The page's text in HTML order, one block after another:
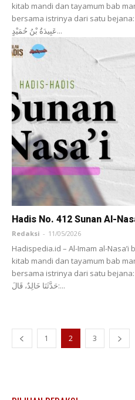
kitab mandi dan tayamum bab
bersama istrinya dari satu bejana: أَخْبَرَنَا ‌قُتَيْبَةُ بْنُ سَعِيدٍ، قَالَ: حَدَّثَنَا
‌عَبِيدَةُ بْنُ حُمَيْدٍ...
Hadis No. 412 Sunan Al-
Redaksi - 11/05/2026
Hadispedia.id – Al-Imam al-
kitab mandi dan tayamum bab
bersama istrinya dari satu bejana: أَخْبَرَنَا ‌مُحَمَّدُ بْنُ عَبْدِ الْأَعْلَى، قَالَ:
حَدَّثَنَا ‌خَالِدٌ، قَالَ:...
1 2 3